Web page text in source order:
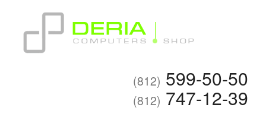
(812) 599-50-50
(812) 747-12-39